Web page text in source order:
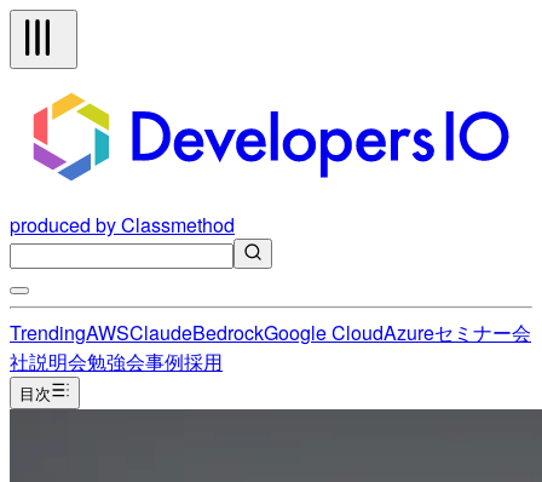
produced by Classmethod
TrendingAWSClaudeBedrockGoogle CloudAzureセミナー会
社説明会勉強会事例採用
目次